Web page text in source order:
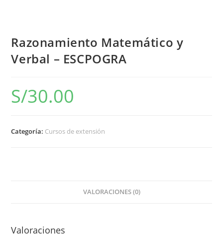
Razonamiento Matemático y
Verbal – ESCPOGRA
S/30.00
Categoría: Cursos de extensión
VALORACIONES (0)
Valoraciones